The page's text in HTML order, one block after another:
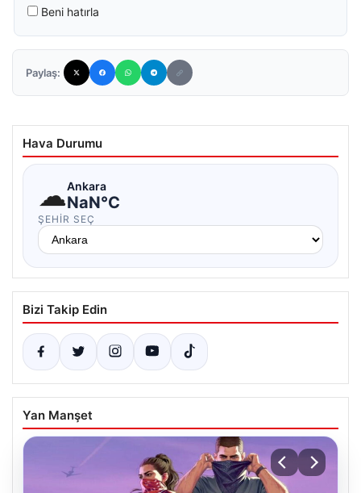
Beni hatırla
Paylaş:
Hava Durumu
☁Ankara
NaN°C
ŞEHIR SEÇ
Bizi Takip Edin
Yan Manşet